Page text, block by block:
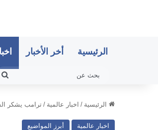
الرئيسية أخر الأخبار
الرئيسية / اخبار عالمية / ترامب يشكر
اخبار عالمية أبرز المواضيع